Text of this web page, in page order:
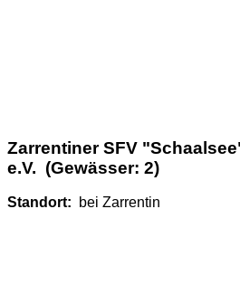
Zarrentiner SFV
e.V. (Gewässer: 2)
Standort: bei Zarrentin